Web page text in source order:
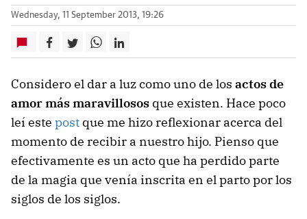
Wednesday, 11 September 2013, 19:26
Considero el dar a luz como uno de los actos de
amor más maravillosos que existen. Hace poco
leí este post que me hizo reflexionar acerca del
momento de recibir a nuestro hijo. Pienso que
efectivamente es un acto que ha perdido parte
de la magia que venía inscrita en el parto por los
siglos de los siglos.